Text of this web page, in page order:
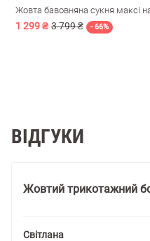
1 299 ₴ 3 799 ₴ - 66%
ВІДГУКИ
Жовтий трикотажний
Світлана